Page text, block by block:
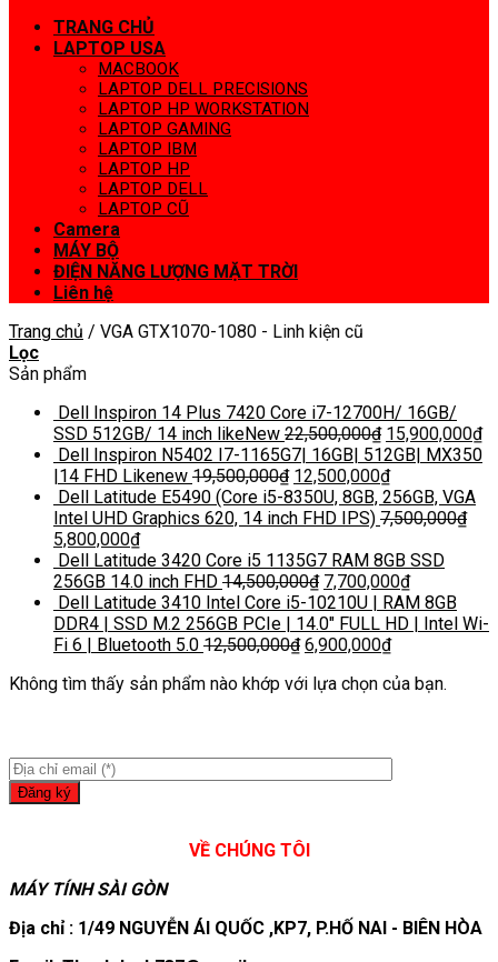
TRANG CHỦ
LAPTOP USA
MACBOOK
LAPTOP DELL PRECISIONS
LAPTOP HP WORKSTATION
LAPTOP GAMING
LAPTOP IBM
LAPTOP HP
LAPTOP DELL
LAPTOP CŨ
Camera
MÁY BỘ
ĐIỆN NĂNG LƯỢNG MẶT TRỜI
Liên hệ
Trang chủ / VGA GTX1070-1080 - Linh kiện cũ
Lọc
Sản phẩm
Dell Inspiron 14 Plus 7420 Core i7-12700H/ 16GB/
SSD 512GB/ 14 inch likeNew 22,500,000₫ 15,900,000₫
Dell Inspiron N5402 I7-1165G7| 16GB| 512GB| MX350
|14 FHD Likenew 19,500,000₫ 12,500,000₫
Dell Latitude E5490 (Core i5-8350U, 8GB, 256GB, VGA
Intel UHD Graphics 620, 14 inch FHD IPS) 7,500,000₫
5,800,000₫
Dell Latitude 3420 Core i5 1135G7 RAM 8GB SSD
256GB 14.0 inch FHD 14,500,000₫ 7,700,000₫
Dell Latitude 3410 Intel Core i5-10210U | RAM 8GB
DDR4 | SSD M.2 256GB PCIe | 14.0″ FULL HD | Intel Wi-
Fi 6 | Bluetooth 5.0 12,500,000₫ 6,900,000₫
Không tìm thấy sản phẩm nào khớp với lựa chọn của bạn.
VỀ CHÚNG TÔI
MÁY TÍNH SÀI GÒN
Địa chỉ : 1/49 NGUYỄN ÁI QUỐC ,KP7, P.HỐ NAI - BIÊN HÒA